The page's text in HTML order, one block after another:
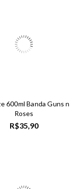
600ml Banda Guns n
Roses
R$35,90